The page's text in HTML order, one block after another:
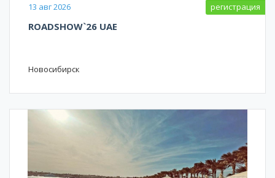
13 авг 2026 регистрация
ROADSHOW`26 UAE
Новосибирск